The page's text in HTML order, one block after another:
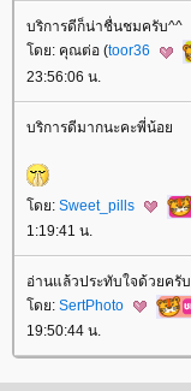
บริการดีก็น่าชื่นชมครับ^^
ดย: คุณต่อ (toor36
23:56:06 น.
บริการดีมากนะคะพี่น้อ
ดย: Sweet_pills
1:19:41 น.
อ่านแล้วประทับใจด้วยครับ
ดย: SertPhoto
19:50:44 น.